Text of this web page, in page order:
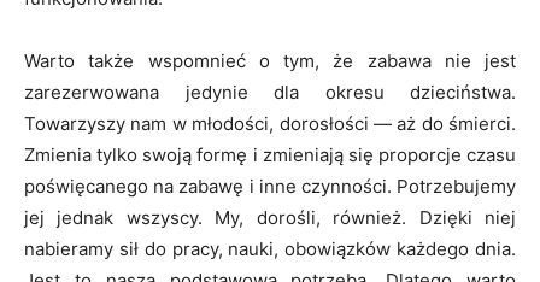
Warto także wspomnieć o tym, że zabawa nie jest
zarezerwowana jedynie dla okresu dzieciństwa.
Towarzyszy nam w młodości, dorosłości — aż do śmierci.
Zmienia tylko swoją formę i zmieniają się proporcje czasu
poświęcanego na zabawę i inne czynności. Potrzebujemy
jej jednak wszyscy. My, dorośli, również. Dzięki niej
nabieramy sił do pracy, nauki, obowiązków każdego dnia.